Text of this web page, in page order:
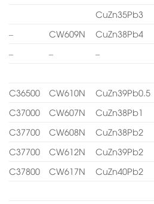
CuZn35Pb3
–
CW609N CuZn38Pb4
–
– –
C36500 CW610N CuZn39Pb0.5
C37000
CW607N CuZn38Pb1
C37700
CW608N CuZn38Pb2
C37700
CW612N CuZn39Pb2
C37800
CW617N CuZn40Pb2